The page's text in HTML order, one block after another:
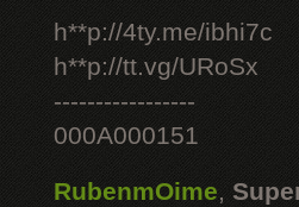
h**p://4ty.me/ibhi7c
h**p://tt.vg/URoSx
-----------------
000A000151
RubenmOime,